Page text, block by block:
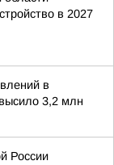
в 2027
в
3,2 млн
России